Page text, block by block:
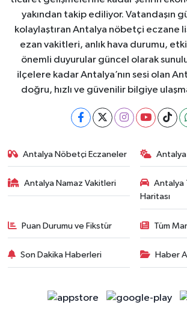
yakından takip ediliyor. Vatandaşın
kolaylaştıran Antalya nöbetçi eczane
ezan vakitleri, anlık hava durumu,
önemli duyurular güncel olarak
ilçelere kadar Antalya’nın sesi olan
doğru, hızlı ve güvenilir bilgiye
Antalya Nöbetçi Eczaneler Antalya
Antalya Namaz Vakitleri
Antalya
Haritası
Puan Durumu ve Fikstür Tüm
Son Dakika Haberleri Haber